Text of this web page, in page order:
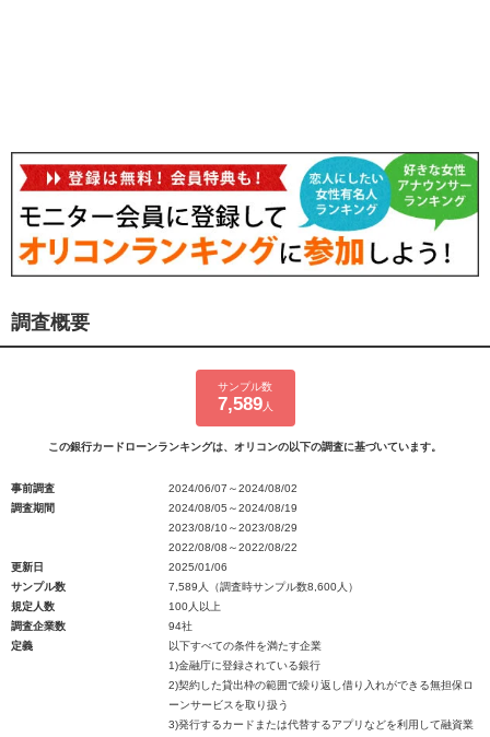
調査概要
サンプル数
7,589人
この銀行カードローンランキングは、オリコンの以下の調査に基づいています。
事前調査
2024/06/07～2024/08/02
調査期間
2024/08/05～2024/08/19
2023/08/10～2023/08/29
2022/08/08～2022/08/22
更新日
2025/01/06
サンプル数
7,589人（調査時サンプル数8,600人）
規定人数
100人以上
調査企業数
94社
定義
以下すべての条件を満たす企業
1)金融庁に登録されている銀行
2)契約した貸出枠の範囲で繰り返し借り入れができる無担保ロ
ーンサービスを取り扱う
3)発行するカードまたは代替するアプリなどを利用して融資業